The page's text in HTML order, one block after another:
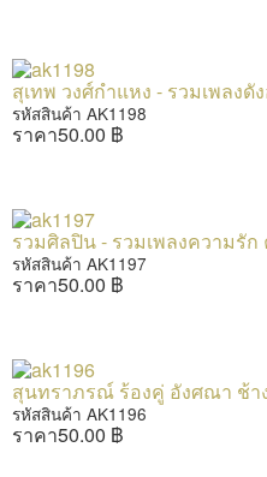
สุเทพ วงศ์กำแหง - รวมเพลงดั
รหัสสินค้า AK1198
ราคา50.00 ฿
รวมศิลปิน - รวมเพลงความรัก
รหัสสินค้า AK1197
ราคา50.00 ฿
สุนทราภรณ์ ร้องคู่ อังศณา ช้า
รหัสสินค้า AK1196
ราคา50.00 ฿